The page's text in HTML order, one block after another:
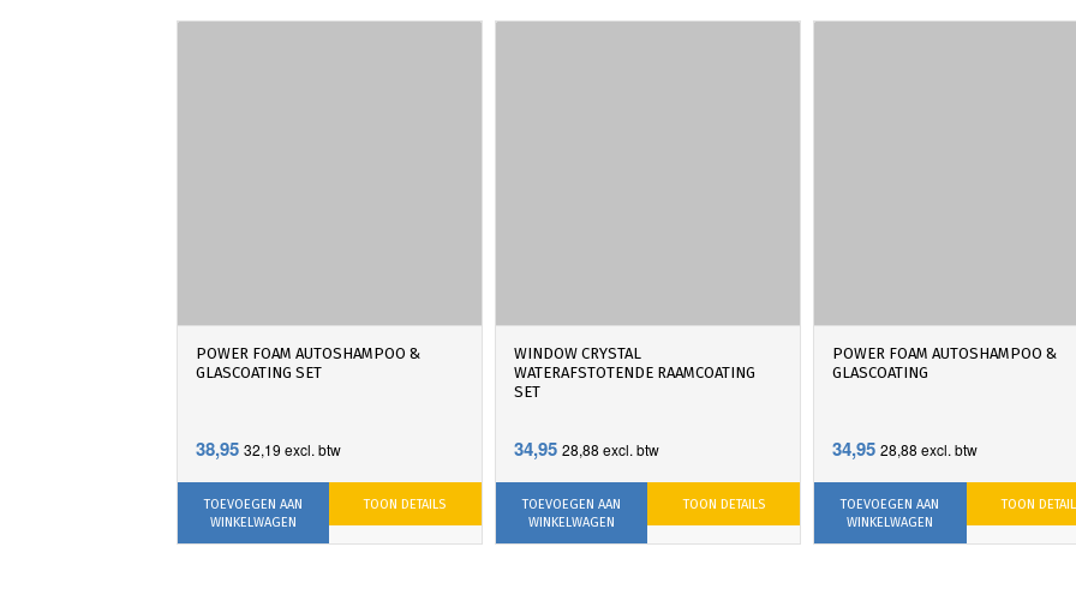
POWER FOAM AUTOSHAMPOO &
GLASCOATING SET
38,95 32,19 excl. btw
TOEVOEGEN AAN
WINKELWAGEN
TOON DETAILS
WINDOW CRYSTAL
WATERAFSTOTENDE RAAMCOATING
SET
34,95 28,88 excl. btw
TOEVOEGEN AAN
WINKELWAGEN
TOON DETAILS
POWER FOAM AUTOSHAMPOO &
GLASCOATING
34,95 28,88 excl. btw
TOEVOEGEN AAN
WINKELWAGEN
TOON